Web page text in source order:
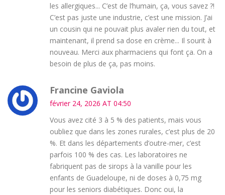
les allergiques... C’est de l’humain, ça, vous savez ?!
C’est pas juste une industrie, c’est une mission. J’ai
un cousin qui ne pouvait plus avaler rien du tout, et
maintenant, il prend sa dose en crème... Il sourit à
nouveau. Merci aux pharmaciens qui font ça. On a
besoin de plus de ça, pas moins.
Francine Gaviola
février 24, 2026 AT 04:50
Vous avez cité 3 à 5 % des patients, mais vous
oubliez que dans les zones rurales, c’est plus de 20
%. Et dans les départements d’outre-mer, c’est
parfois 100 % des cas. Les laboratoires ne
fabriquent pas de sirops à la vanille pour les
enfants de Guadeloupe, ni de doses à 0,75 mg
pour les seniors diabétiques. Donc oui, la